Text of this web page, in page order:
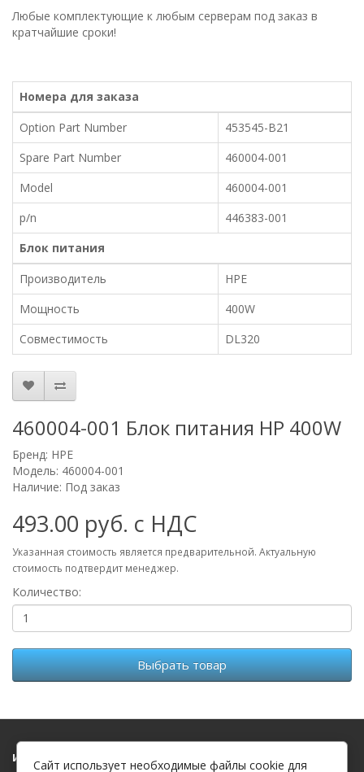
Любые комплектующие к любым серверам под заказ в
кратчайшие сроки!
Номера для заказа
Option Part Number
453545-B21
Spare Part Number
460004-001
Model
460004-001
p/n
446383-001
Блок питания
Производитель
HPE
Мощность
400W
Совместимость
DL320
460004-001 Блок питания HP 400W
Бренд: HPE
Модель: 460004-001
Наличие: Под заказ
493.00 руб. с НДС
Указанная стоимость является предварительной. Актуальную
стоимость подтвердит менеджер.
Количество:
Выбрать товар
Информация
Сайт использует необходимые файлы cookie для